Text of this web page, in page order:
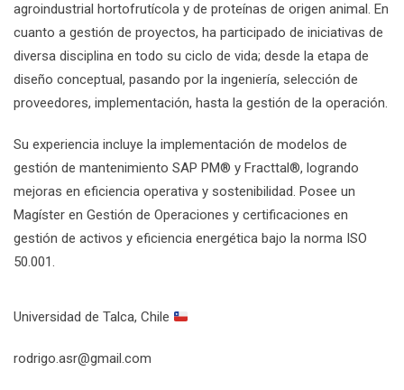
agroindustrial hortofrutícola y de proteínas de origen animal. En
cuanto a gestión de proyectos, ha participado de iniciativas de
diversa disciplina en todo su ciclo de vida; desde la etapa de
diseño conceptual, pasando por la ingeniería, selección de
proveedores, implementación, hasta la gestión de la operación.
Su experiencia incluye la implementación de modelos de
gestión de mantenimiento SAP PM® y Fracttal®, logrando
mejoras en eficiencia operativa y sostenibilidad. Posee un
Magíster en Gestión de Operaciones y certificaciones en
gestión de activos y eficiencia energética bajo la norma ISO
50.001.
Universidad de Talca, Chile
rodrigo.asr@gmail.com